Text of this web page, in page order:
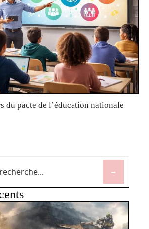
du pacte de l’éducation nationale